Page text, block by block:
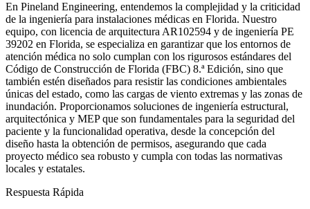
En Pineland Engineering, entendemos la complejidad y la criticidad
de la ingeniería para instalaciones médicas en Florida. Nuestro
equipo, con licencia de arquitectura AR102594 y de ingeniería PE
39202 en Florida, se especializa en garantizar que los entornos de
atención médica no solo cumplan con los rigurosos estándares del
Código de Construcción de Florida (FBC) 8.ª Edición, sino que
también estén diseñados para resistir las condiciones ambientales
únicas del estado, como las cargas de viento extremas y las zonas de
inundación. Proporcionamos soluciones de ingeniería estructural,
arquitectónica y MEP que son fundamentales para la seguridad del
paciente y la funcionalidad operativa, desde la concepción del
diseño hasta la obtención de permisos, asegurando que cada
proyecto médico sea robusto y cumpla con todas las normativas
locales y estatales.
Respuesta Rápida